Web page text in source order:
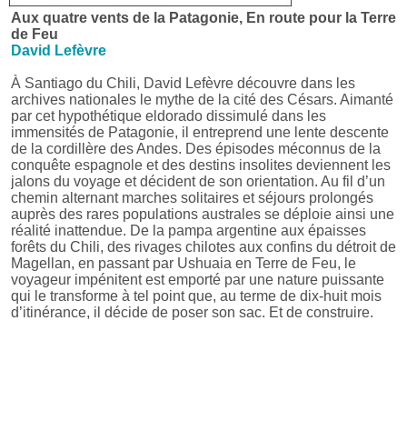
Aux quatre vents de la Patagonie, En route pour la Terre
de Feu
David Lefèvre
À Santiago du Chili, David Lefèvre découvre dans les
archives nationales le mythe de la cité des Césars. Aimanté
par cet hypothétique eldorado dissimulé dans les
immensités de Patagonie, il entreprend une lente descente
de la cordillère des Andes. Des épisodes méconnus de la
conquête espagnole et des destins insolites deviennent les
jalons du voyage et décident de son orientation. Au fil d’un
chemin alternant marches solitaires et séjours prolongés
auprès des rares populations australes se déploie ainsi une
réalité inattendue. De la pampa argentine aux épaisses
forêts du Chili, des rivages chilotes aux confins du détroit de
Magellan, en passant par Ushuaia en Terre de Feu, le
voyageur impénitent est emporté par une nature puissante
qui le transforme à tel point que, au terme de dix-huit mois
d’itinérance, il décide de poser son sac. Et de construire.